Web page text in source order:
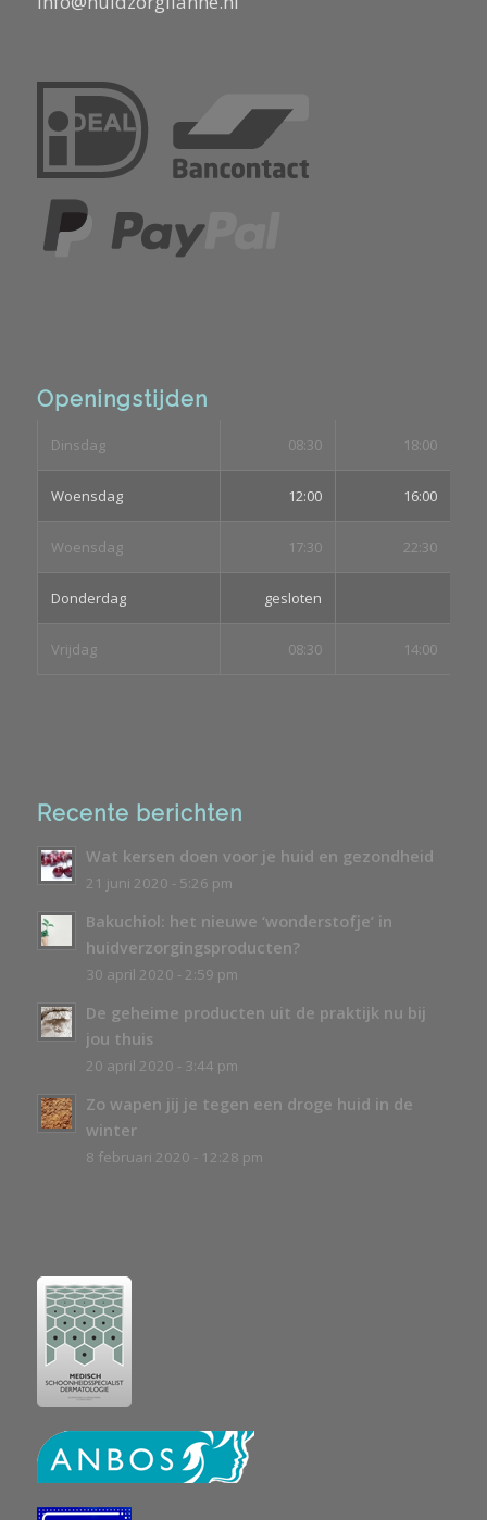
Openingstijden
Dinsdag 08:30 18:00
Woensdag 12:00 16:00
Woensdag 17:30 22:30
Donderdag gesloten
Vrijdag 08:30 14:00
Recente berichten
Wat kersen doen voor je huid en gezondheid
21 juni 2020 - 5:26 pm
Bakuchiol: het nieuwe ‘wonderstofje’ in
huidverzorgingsproducten?
30 april 2020 - 2:59 pm
De geheime producten uit de praktijk nu bij
jou thuis
20 april 2020 - 3:44 pm
Zo wapen jij je tegen een droge huid in de
winter
8 februari 2020 - 12:28 pm